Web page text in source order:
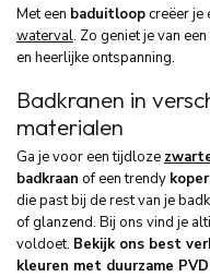
Met een baduitloopcreëer je
waterval. Zo geniet je van
en heerlijke ontspanning.
Badkranen in
materialen
Ga je voor een tijdloze
badkraan of een trendy
die past bij de rest van je
of glanzend. Bij ons vind je
voldoet. Bekijk ons best
kleuren met duurzame